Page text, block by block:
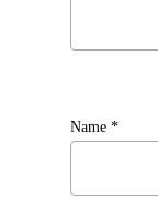
Name *